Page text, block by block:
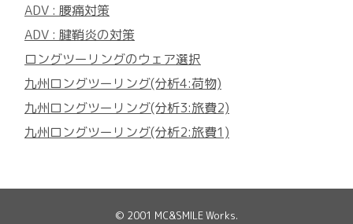
ADV : 腰痛対策
ADV : 腱鞘炎の対策
ロングツーリングのウェア選択
九州ロングツーリング(分析4:荷物)
九州ロングツーリング(分析3:旅費2)
九州ロングツーリング(分析2:旅費1)
© 2001 MC&SMILE Works.